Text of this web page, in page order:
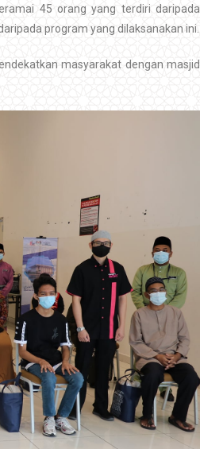
45 orang yang terdiri daripada
program yang dilaksanakan ini.
masyarakat dengan masjid